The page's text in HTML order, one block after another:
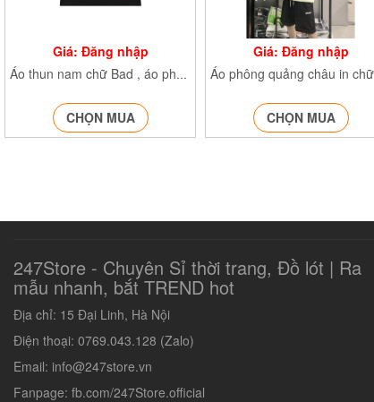
Giá: Đăng nhập
Áo thun nam chữ Bad , áo phông cổ tròn, tay lỡ chất cotton 100% mát
CHỌN MUA
Giá: Đăng nhập
CHỌN MUA
247Store - Chuyên Sỉ thời trang, Đồ lót | Ra
mẫu nhanh, bắt TREND hot‎
Địa chỉ: 15 Đại Linh, Hà Nội
Điện thoại: 0769.043.128 (Zalo)
Email: info@247store.vn
Fanpage: fb.com/247Store.official